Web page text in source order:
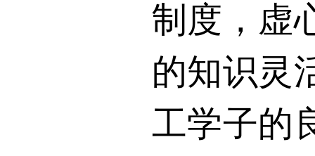
制度，虚
的知识灵
工学子的